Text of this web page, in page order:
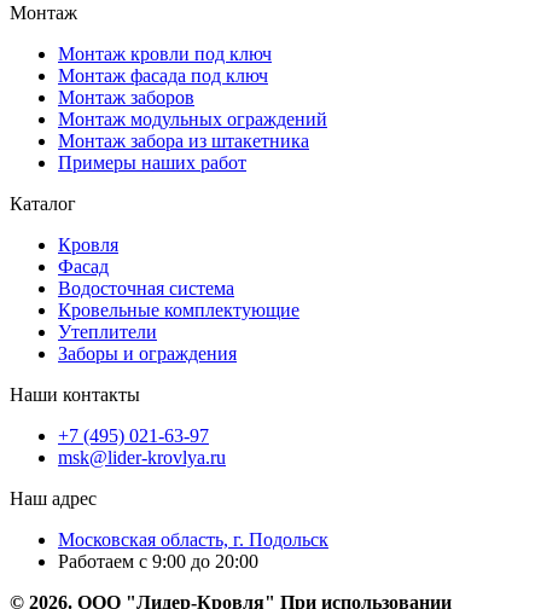
Монтаж
Монтаж кровли под ключ
Монтаж фасада под ключ
Монтаж заборов
Монтаж модульных ограждений
Монтаж забора из штакетника
Примеры наших работ
Каталог
Кровля
Фасад
Водосточная система
Кровельные комплектующие
Утеплители
Заборы и ограждения
Наши контакты
+7 (495) 021-63-97
msk@lider-krovlya.ru
Наш адрес
Московская область, г. Подольск
Работаем с 9:00 до 20:00
© 2026. ООО "Лидер-Кровля" При использовании